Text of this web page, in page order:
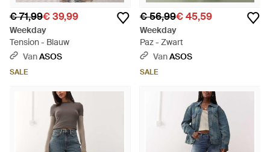
€ 71,99€ 39,99
Weekday
Tension - Blauw
VanASOS
SALE
€ 56,99€ 45,59
Weekday
Paz - Zwart
VanASOS
SALE